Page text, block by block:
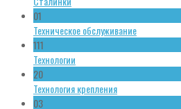
01
Техническое обслуживание
111
Технологии
20
Технология крепления
03